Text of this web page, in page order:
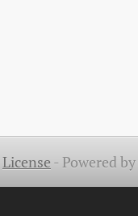
License -Powered by